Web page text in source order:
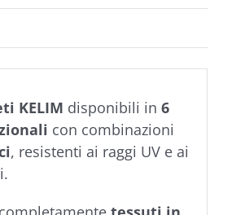
KELIM disponibili in 6
con combinazioni
, resistenti ai raggi UV e ai